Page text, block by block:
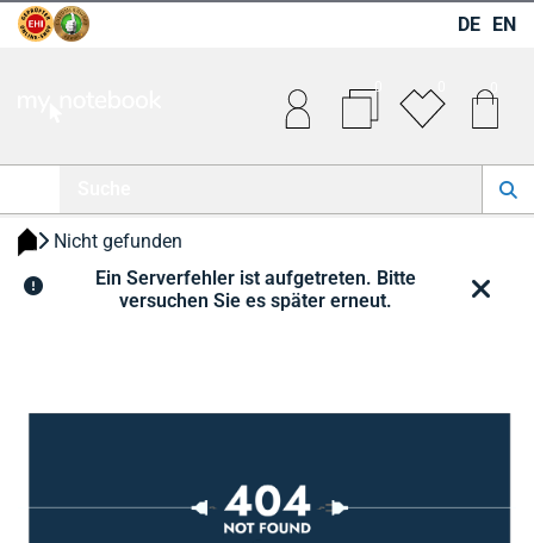
DE EN
0 0
Nicht gefunden
Ein Serverfehler ist aufgetreten. Bitte
versuchen Sie es später erneut.